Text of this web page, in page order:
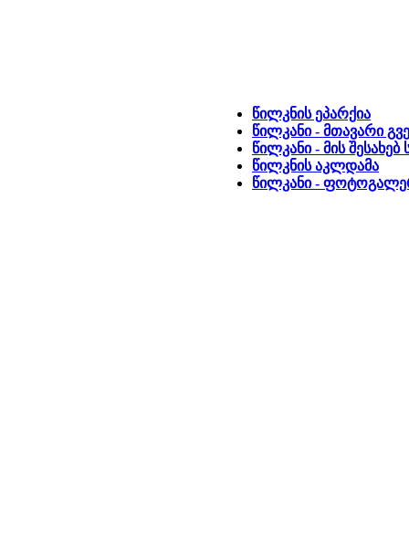
წილკნის ეპარქია
წილკანი - მთავარი
წილკანი - მის
წილკნის აკლდამა
წილკანი -